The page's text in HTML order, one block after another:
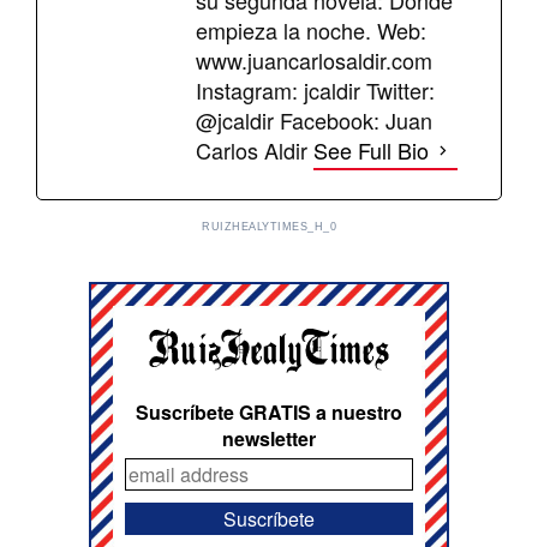
empieza la noche. Web:
www.juancarlosaldir.com
Instagram: jcaldir Twitter:
@jcaldir Facebook: Juan
Carlos Aldir See Full Bio
RUIZHEALYTIMES_H_0
Suscríbete GRATIS a nuestro
newsletter